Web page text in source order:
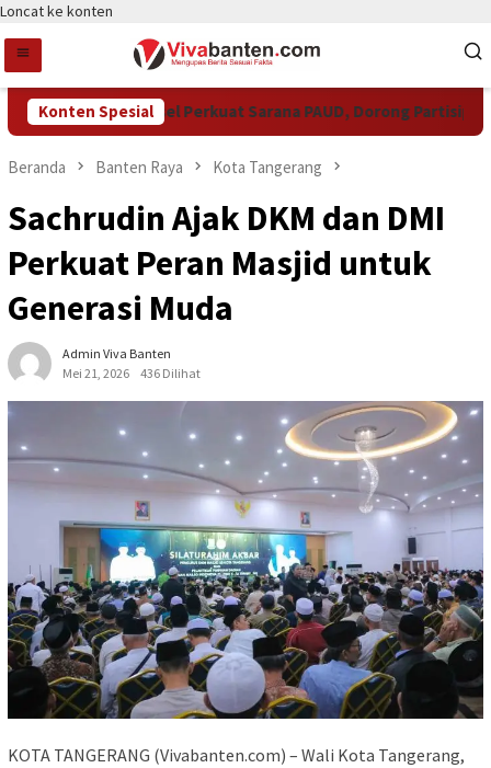
Loncat ke konten
Konten Spesial
Pemkot Tangsel Perkuat Sarana PAUD, Dorong Partisipasi
Beranda Banten Raya Kota Tangerang
Sachrudin Ajak DKM dan DMI
Perkuat Peran Masjid untuk
Generasi Muda
Admin Viva Banten
Mei 21, 2026
436 Dilihat
KOTA TANGERANG (Vivabanten.com) – Wali Kota Tangerang,